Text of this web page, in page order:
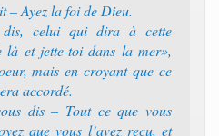
– Ayez la foi de Dieu.
celui qui dira à cette
là et jette-toi dans la mer»,
mais en croyant que ce
accordé.
dis – Tout ce que vous
que vous l’avez reçu, et